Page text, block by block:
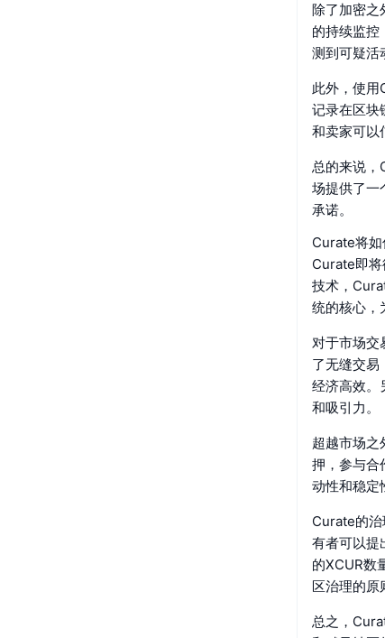
除了加密之
的持续监控
测到可疑活
此外，使用
记录在区块
和卖家可以
总的来说，
场提供了一
承诺。
Curate将如
Curate即
技术，
统的核心，
对于市场交
了无缝交易
经济高效。
和吸引力。
超越市场之
押，参与合
动性和稳定
Curate的治
有者可以提
的XCUR数
区治理的原
总之，